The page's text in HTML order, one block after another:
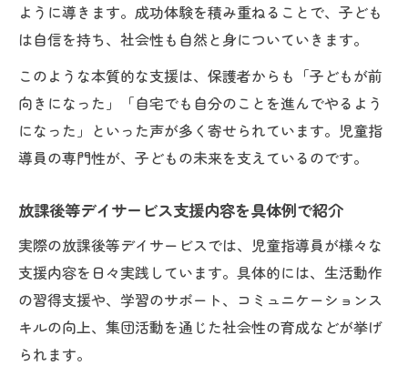
ように導きます。成功体験を積み重ねることで、子ども
は自信を持ち、社会性も自然と身についていきます。
このような本質的な支援は、保護者からも「子どもが前
向きになった」「自宅でも自分のことを進んでやるよう
になった」といった声が多く寄せられています。児童指
導員の専門性が、子どもの未来を支えているのです。
放課後等デイサービス支援内容を具体例で紹介
実際の放課後等デイサービスでは、児童指導員が様々な
支援内容を日々実践しています。具体的には、生活動作
の習得支援や、学習のサポート、コミュニケーションス
キルの向上、集団活動を通じた社会性の育成などが挙げ
られます。